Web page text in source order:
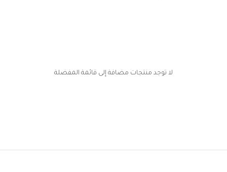
لا توجد منتجات مضافة إلى قائمة المفضلة